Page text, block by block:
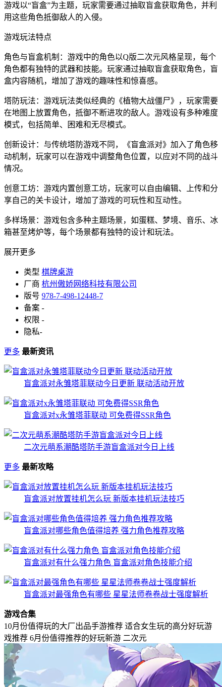
游戏以“盲盒”为主题，玩家需要通过抽取盲盒获取角色，并利
用这些角色抵御敌人的入侵。
游戏玩法特点
角色与盲盒机制：游戏中的角色以Q版二次元风格呈现，每个
角色都有独特的武器和技能。玩家通过抽取盲盒获取角色，盲
盒内容随机，增加了游戏的趣味性和惊喜感。
塔防玩法：游戏玩法类似经典的《植物大战僵尸》，玩家需要
在地图上放置角色，抵御不断进攻的敌人。游戏设有多种难度
模式，包括简单、困难和无尽模式。
创新设计：与传统塔防游戏不同，《盲盒派对》加入了角色移
动机制，玩家可以在游戏中调整角色位置，以应对不同的战斗
情况。
创意工坊：游戏内置创意工坊，玩家可以自由编辑、上传和分
享自己的关卡设计，增加了游戏的可玩性和互动性。
多样场景：游戏包含多种主题场景，如蛋糕、梦境、音乐、冰
箱甚至烤炉等，每个场景都有独特的设计和玩法。
展开更多
类型 棋牌桌游
厂商 杭州傲娇网络科技有限公司
版号 978-7-498-12448-7
备案 -
权限 -
隐私-
更多 最新资讯
盲盒派对永雏塔菲联动今日更新 联动活动开放
盲盒派对x永雏塔菲联动 可免费得SSR角色
二次元萌系潮酷塔防手游盲盒派对今日上线
更多 最新攻略
盲盒派对放置挂机怎么玩 新版本挂机玩法技巧
盲盒派对哪些角色值得培养 强力角色推荐攻略
盲盒派对有什么强力角色 盲盒派对角色技能介绍
盲盒派对最强角色有哪些 星星法师卷卷战士强度解析
游戏合集
10月份值得玩的大厂出品手游推荐 适合女生玩的高分好玩游
戏推荐 6月份值得推荐的好玩新游 二次元